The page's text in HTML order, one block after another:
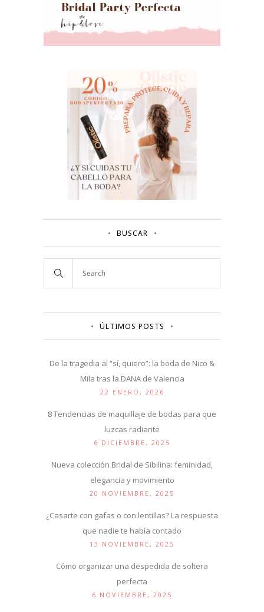
BUSCAR
ÚLTIMOS POSTS
De la tragedia al “sí, quiero”: la boda de Nico &
Mila tras la DANA de Valencia
22 ENERO, 2026
8 Tendencias de maquillaje de bodas para que
luzcas radiante
6 DICIEMBRE, 2025
Nueva colección Bridal de Sibilina: feminidad,
elegancia y movimiento
20 NOVIEMBRE, 2025
¿Casarte con gafas o con lentillas? La respuesta
que nadie te había contado
13 NOVIEMBRE, 2025
Cómo organizar una despedida de soltera
perfecta
6 NOVIEMBRE, 2025